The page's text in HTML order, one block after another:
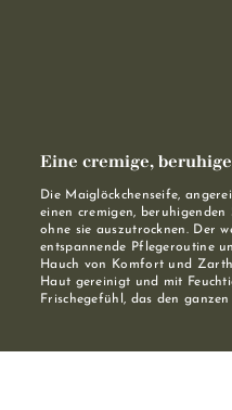
Eine cremige,
Die Maiglöckchenseife,
einen cremigen,
ohne sie auszutrocknen. Der
entspannende Pflegeroutine
Hauch von Komfort und
Haut gereinigt und mit
Frischegefühl, das den